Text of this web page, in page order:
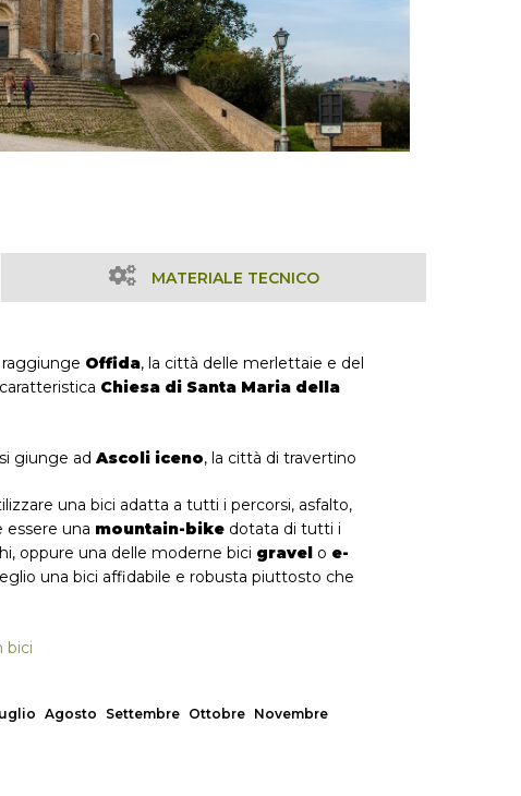
MATERIALE TECNICO
raggiunge Offida, la città delle merlettaie e del
Chiesa di Santa Maria della
giunge ad Ascoli iceno, la città di travertino
una bici adatta a tutti i percorsi, asfalto,
essere una mountain-bike dotata di tutti i
oppure una delle moderne bici gravel o e-
una bici affidabile e robusta piuttosto che
bici
Agosto Settembre Ottobre Novembre